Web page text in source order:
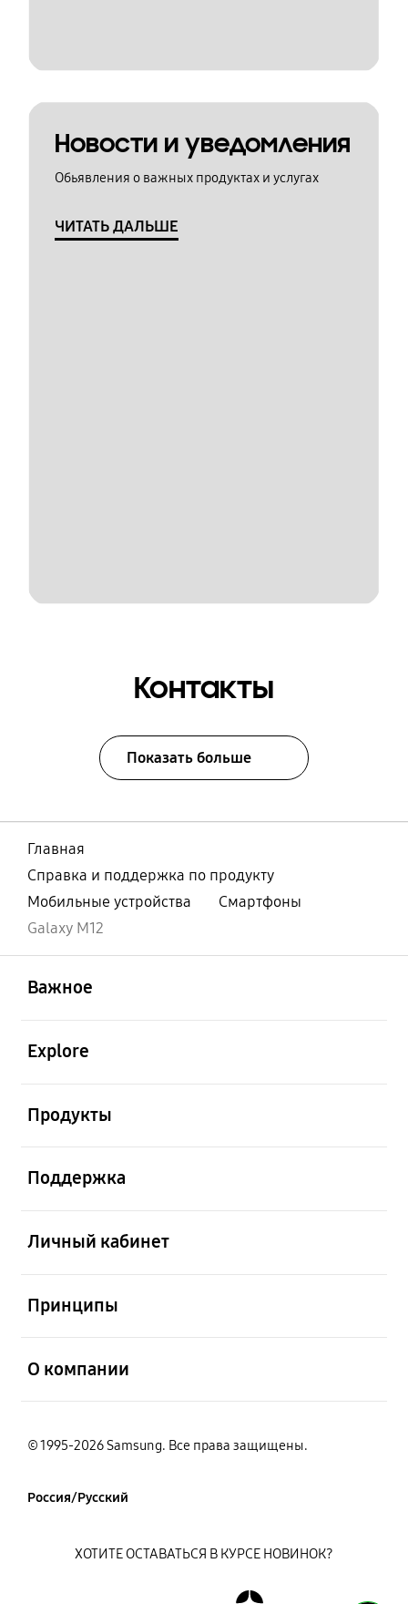
Новости и уведомления
Обьявления о важных продуктах и услугах
ЧИТАТЬ ДАЛЬШЕ
Контакты
Показать больше
Главная
Справка и поддержка по продукту
Мобильные устройства
Смартфоны
Galaxy M12
Важное
Explore
Продукты
Поддержка
Личный кабинет
Принципы
О компании
© 1995-2026 Samsung. Все права защищены.
Россия/Русский
ХОТИТЕ ОСТАВАТЬСЯ В КУРСЕ НОВИНОК?